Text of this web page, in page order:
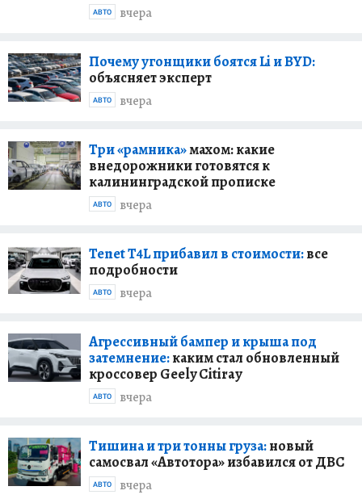
вчера
АВТО
Почему угонщики боятся Li и BYD:
объясняет эксперт
вчера
АВТО
Три «рамника»махом: какие
внедорожники готовятся к
калининградской прописке
вчера
АВТО
Tenet T4L прибавил в стоимости:все
подробности
вчера
АВТО
Агрессивный бампер и крыша под
затемнение:каким стал обновленный
кроссовер Geely Citiray
вчера
АВТО
Тишина и три тонны груза:новый
самосвал «Автотора» избавился от ДВС
вчера
АВТО